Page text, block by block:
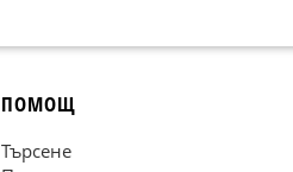
ПОМОЩ
Търсене